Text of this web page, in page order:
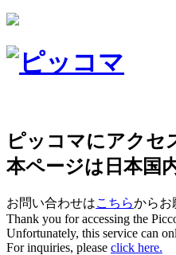
ピッコマにアクセ
本ページは日本国
お問い合わせはこちらからお
Thank you for accessing the
Unfortunately, this service can
For inquiries, please click here.